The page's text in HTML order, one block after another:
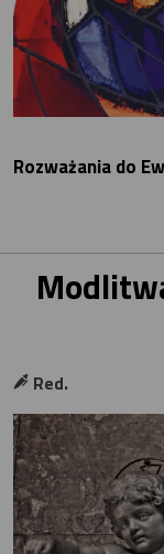
Rozważania do
Red.